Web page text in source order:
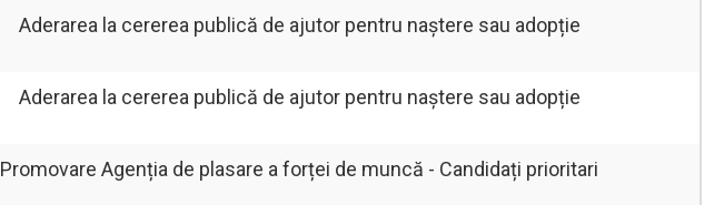
Aderarea la cererea publică de ajutor pentru naștere sau adopție
Aderarea la cererea publică de ajutor pentru naștere sau adopție
Promovare Agenția de plasare a forței de muncă - Candidați prioritari